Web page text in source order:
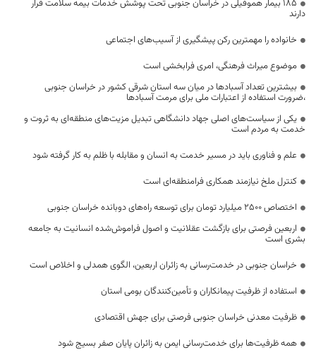
۱۸۵ بیمار هموفیلی در خراسان جنوبی تحت پوشش خدمات بیمه سلامت قرار
دارند
خانواده را مهمترین رکن پیشگیری از آسیب‌های اجتماعی
موضوع میراث فرهنگی، امری فرابخشی است
بیشترین تعداد آسبادها در میان سه استان شرقی کشور در خراسان جنوبی
،ضرورت استفاده از اعتبارات ملی برای مرمت آسبادها
یکی از سیاست‌های اصلی جهاد دانشگاهی تبدیل مزیت‌های منطقه‌ای به ثروت و
خدمت به مردم است
علم و فناوری باید در مسیر خدمت به انسان و مقابله با ظلم به کار گرفته شود
کنترل ملخ نیازمند همکاری فرامنطقه‌ای است
اختصاص 2500 میلیارد تومان برای توسعه راه‌های دوبانده خراسان جنوبی
اربعین فرصتی برای بازگشت عقلانیت و اصول فراموش‌شده انسانیت به جامعه
بشری است
خراسان جنوبی در خدمت‌رسانی به زائران اربعین، الگوی همدلی و اخلاص است
استفاده از ظرفیت پیمانکاران و تأمین‌کنندگان بومی استان
ظرفیت معدنی خراسان جنوبی فرصتی برای جهش اقتصادی
همه ظرفیت‌ها برای خدمت‌رسانی ایمن به زائران پایان صفر بسیج شود